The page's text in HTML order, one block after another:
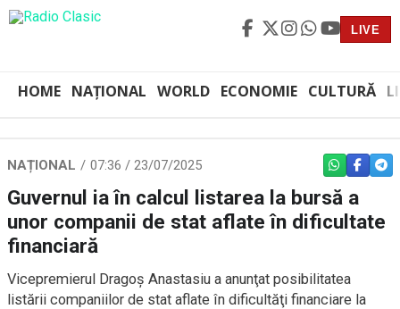
LIVE
HOME NAȚIONAL WORLD ECONOMIE CULTURĂ
NAȚIONAL 07:36 / 23/07/2025 WHATSAPP
Guvernul ia în calcul listarea la bursă a
unor companii de stat aflate în dificultate
financiară
Vicepremierul Dragoş Anastasiu a anunţat posibilitatea
listării companiilor de stat aflate în dificultăţi financiare la